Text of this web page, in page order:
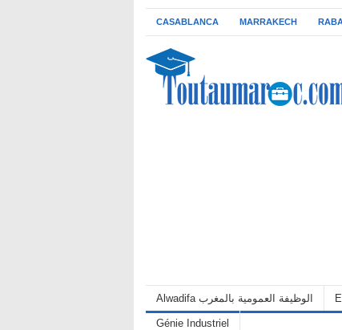
CASABLANCA MARRAKECH
Alwadifa الوظيفة العمومية بالمغرب
Génie Industriel